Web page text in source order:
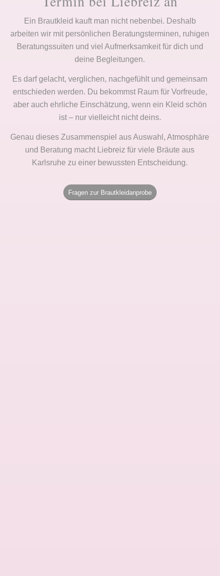
Ein Brautkleid kauft man nicht nebenbei. Deshalb
arbeiten wir mit persönlichen Beratungsterminen, ruhigen
Beratungssuiten und viel Aufmerksamkeit für dich und
deine Begleitungen.
Es darf gelacht, verglichen, nachgefühlt und gemeinsam
entschieden werden. Du bekommst Raum für Vorfreude,
aber auch ehrliche Einschätzung, wenn ein Kleid schön
ist – nur vielleicht nicht deins.
Genau dieses Zusammenspiel aus Auswahl, Atmosphäre
und Beratung macht Liebreiz für viele Bräute aus
Karlsruhe zu einer bewussten Entscheidung.
Fragen zur Brautkleidanprobe